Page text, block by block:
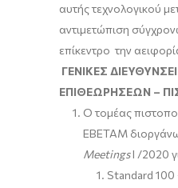
αυτής τεχνολογικού
αντιμετώπιση
επίκεντρο την
ΓΕΝΙΚΕΣ
ΕΠΙΘΕΩΡΗΣΕΩΝ –
Ο τομέας
ΕΒΕΤΑΜ
MeetingsI /2020
Standard 100